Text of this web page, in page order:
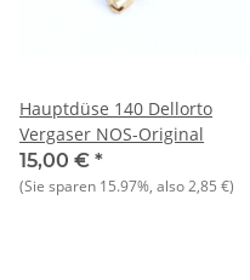
Hauptdüse 140 Dellorto
Vergaser NOS-Original
15,00 € *
(Sie sparen 15.97%, also2,85 €)